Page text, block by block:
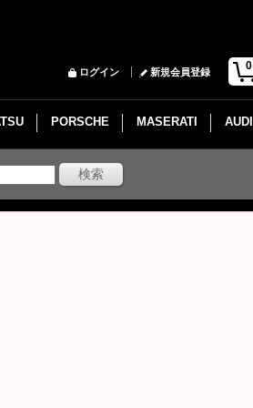
0
ログイン 新規会員登録
PORSCHE MASERATI AUDI